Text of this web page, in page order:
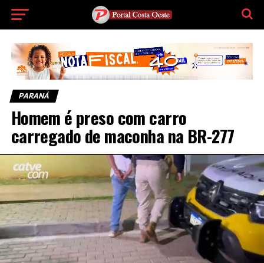
PARANÁ
Homem é preso com carro
carregado de maconha na BR-277